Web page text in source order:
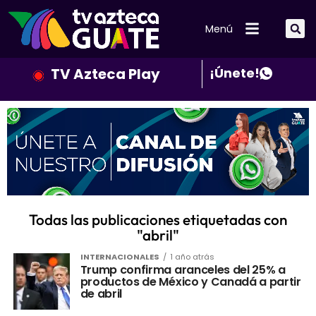
Menú
TV Azteca Play ¡Únete!
Todas las publicaciones etiquetadas con
"abril"
INTERNACIONALES 1 año atrás
Trump confirma aranceles del 25% a
productos de México y Canadá a partir
de abril